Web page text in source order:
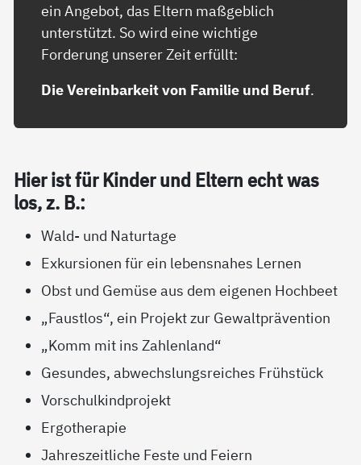
ein Angebot, das Eltern maßgeblich
unterstützt. So wird eine wichtige
Forderung unserer Zeit erfüllt:
Die Vereinbarkeit von Familie und Beruf.
Hier ist für Kin­der und El­tern echt was
los, z. B.:
Wald- und Naturtage
Exkursionen für ein lebensnahes Lernen
Obst und Gemüse aus dem eigenen Hochbeet
„Faustlos“, ein Projekt zur Gewaltprävention
„Komm mit ins Zahlenland“
Gesundes, abwechslungsreiches Frühstück
Vorschulkindprojekt
Ergotherapie
Jahreszeitliche Feste und Feiern